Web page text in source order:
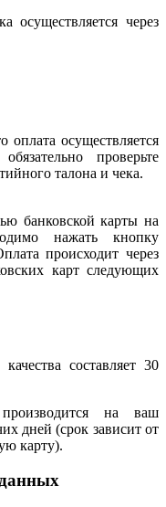
осуществляется через
оплата осуществляется
проверьте
талона и чека.
банковской карты на
нажать кнопку
происходит через
карт следующих
составляет 30
на ваш
дней (срок зависит от
карту).